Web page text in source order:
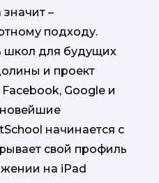
–
подходу.
школ для будущих
и проект
Google и
новейшие
начинается с
свой профиль
на iPad